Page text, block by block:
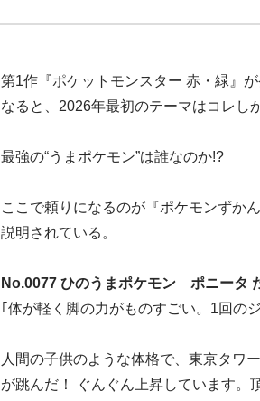
第1作『ポケットモンスター 赤・緑』
なると、2026年最初のテーマはコレし
最強の“うまポケモン”は誰なのか!?
ここで頼りになるのが『ポケモンずか
説明されている。
No.0077 ひのうまポケモン ポニータ
｢体が軽く脚の力がものすごい。1回の
人間の子供のような体格で、東京タワ
が跳んだ！ ぐんぐん上昇しています。